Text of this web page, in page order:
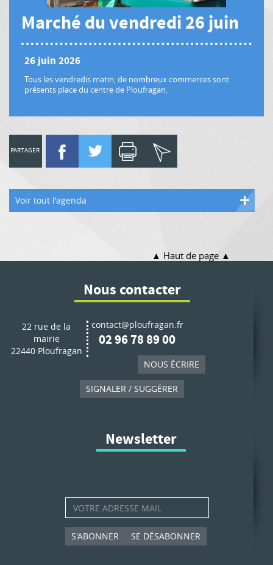
Marché du vendredi 26 juin
26 juin 2026
Tous les vendredis matin, de nombreux commerces sont
présents place du centre de Ploufragan.
PARTAGER
Voir tout l'agenda
Haut de page
Nous contacter
22 rue de la
mairie
22440 Ploufragan
contact@ploufragan.fr
02 96 78 89 00
NOUS ÉCRIRE
SIGNALER / SUGGÉRER
Newsletter
S'ABONNER SE DÉSABONNER